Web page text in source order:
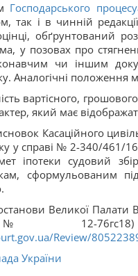
Господарського
так і в чинній
обґрунтований
у позовах про
чи іншим
Аналогічні положення
вартісного,
який має
Касаційного
у справі № 2-340/461/
іпотеки судовий
сформульованим
Великої Палати
№ 12-
Review/
України